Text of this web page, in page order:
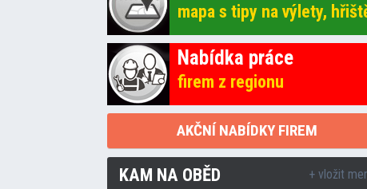
mapa s tipy na výlety,
Nabídka práce
firem z regionu
AKČNÍ NABÍDKY FIREM
KAM NA OBĚD + vložit